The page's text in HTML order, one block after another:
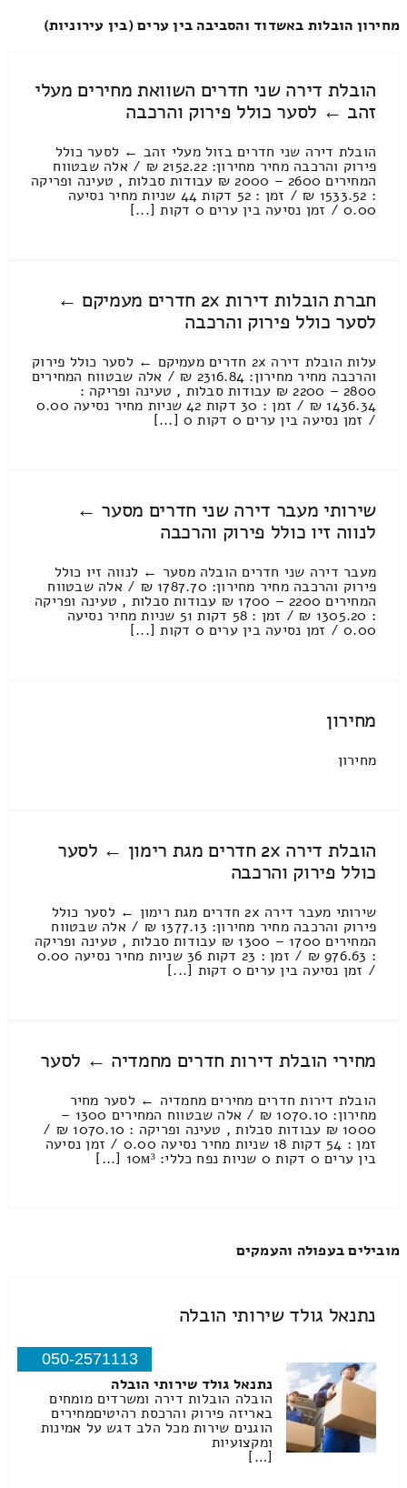
מחירון הובלות באשדוד והסביבה בין ערים (בין עירוניות)
הובלת דירה שני חדרים השוואת מחירים מעלי
זהב ← לסער כולל פירוק והרכבה
הובלת דירה שני חדרים בזול מעלי זהב ← לסער כולל
פירוק והרכבה מחיר מחירון: 2152.22 ₪ / אלה שבטווח
המחירים 2600 – 2000 ₪ עבודות סבלות , טעינה ופריקה
: 1533.52 ₪ / זמן : 52 דקות 44 שניות מחיר נסיעה
0.00 / זמן נסיעה בין ערים 0 דקות [...]
חברת הובלות דירות 2x חדרים מעמיקם ←
לסער כולל פירוק והרכבה
עלות הובלת דירה 2x חדרים מעמיקם ← לסער כולל פירוק
והרכבה מחיר מחירון: 2316.84 ₪ / אלה שבטווח המחירים
2800 – 2200 ₪ עבודות סבלות , טעינה ופריקה :
1436.34 ₪ / זמן : 30 דקות 42 שניות מחיר נסיעה 0.00
/ זמן נסיעה בין ערים 0 דקות 0 [...]
שירותי מעבר דירה שני חדרים מסער ←
לנווה זיו כולל פירוק והרכבה
מעבר דירה שני חדרים הובלה מסער ← לנווה זיו כולל
פירוק והרכבה מחיר מחירון: 1787.70 ₪ / אלה שבטווח
המחירים 2200 – 1700 ₪ עבודות סבלות , טעינה ופריקה
: 1305.20 ₪ / זמן : 58 דקות 51 שניות מחיר נסיעה
0.00 / זמן נסיעה בין ערים 0 דקות [...]
מחירון
מחירון
הובלת דירה 2x חדרים מגת רימון ← לסער
כולל פירוק והרכבה
שירותי מעבר דירה 2x חדרים מגת רימון ← לסער כולל
פירוק והרכבה מחיר מחירון: 1377.13 ₪ / אלה שבטווח
המחירים 1700 – 1300 ₪ עבודות סבלות , טעינה ופריקה
: 976.63 ₪ / זמן : 23 דקות 36 שניות מחיר נסיעה 0.00
/ זמן נסיעה בין ערים 0 דקות [...]
מחירי הובלת דירות חדרים מחמדיה ← לסער
הובלת דירות חדרים מחירים מחמדיה ← לסער מחיר
מחירון: 1070.10 ₪ / אלה שבטווח המחירים 1300 –
1000 ₪ עבודות סבלות , טעינה ופריקה : 1070.10 ₪ /
זמן : 54 דקות 18 שניות מחיר נסיעה 0.00 / זמן נסיעה
בין ערים 0 דקות 0 שניות נפח כללי: 10м³ [...]
מובילים בעפולה והעמקים
נתנאל גולד שירותי הובלה
050-2571113
נתנאל גולד שירותי הובלה
הובלה הובלות דירה ומשרדים מומחים
באריזה פירוק והרכסת רהיטיםמחירים
הוגנים שירות מכל הלב דגש על אמינות
ומקצועיות
[…]